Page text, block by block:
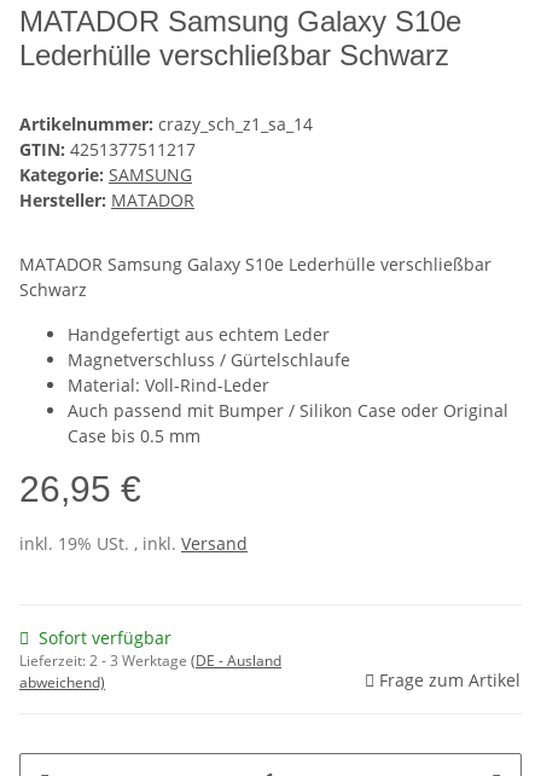
MATADOR Samsung Galaxy S10e
Lederhülle verschließbar Schwarz
Artikelnummer: crazy_sch_z1_sa_14
GTIN: 4251377511217
Kategorie: SAMSUNG
Hersteller: MATADOR
MATADOR Samsung Galaxy S10e Lederhülle verschließbar
Schwarz
Handgefertigt aus echtem Leder
Magnetverschluss / Gürtelschlaufe
Material: Voll-Rind-Leder
Auch passend mit Bumper / Silikon Case oder Original
Case bis 0.5 mm
26,95 €
inkl. 19% USt. , inkl. Versand
Sofort verfügbar
Lieferzeit:2 - 3 Werktage (DE - Ausland
abweichend)
Frage zum Artikel